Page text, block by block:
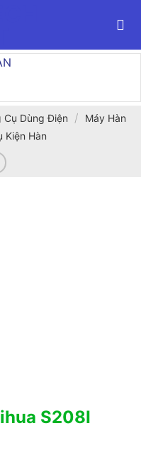
Cụ Dùng Điện /
Máy Hàn
Kiện Hàn
S208I